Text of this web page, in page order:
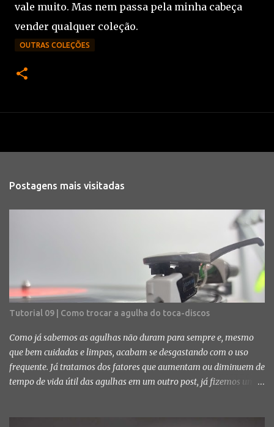
vale muito. Mas nem passa pela minha cabeça
vender qualquer coleção.
OUTRAS COLEÇÕES
Postagens mais visitadas
Tutorial 09 | Como trocar a agulha do toca-discos
Como já sabemos as agulhas não duram para sempre e, mesmo
que bem cuidadas e limpas, acabam se desgastando com o uso
frequente. Já tratamos dos fatores que aumentam ou diminuem de
tempo de vida útil das agulhas em um outro post, já fizemos um